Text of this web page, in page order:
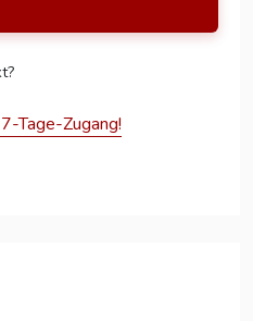
Tage-Zugang!